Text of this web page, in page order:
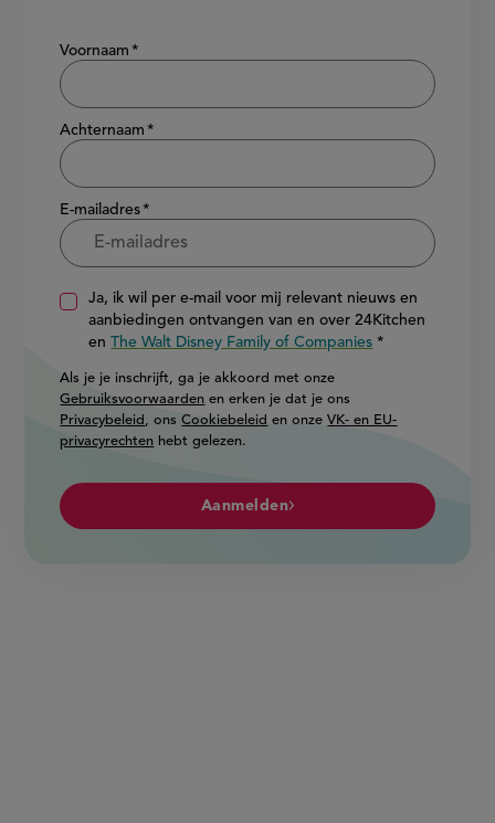
Show/hide
Voornaam
Achternaam
E-mailadres
Ja, ik wil per e-mail voor mij relevant nieuws en
aanbiedingen ontvangen van en over 24Kitchen
enThe Walt Disney Family of Companies
Als je je inschrijft, ga je akkoord met onze
Gebruiksvoorwaarden en erken je dat je ons
Privacybeleid , onsCookiebeleid en onzeVK- en EU-
privacyrechten hebt gelezen.
Aanmelden